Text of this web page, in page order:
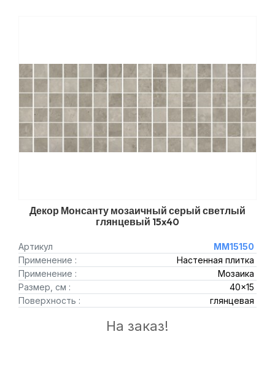
Декор Монсанту мозаичный серый светлый
глянцевый 15x40
Артикул
MM15150
Применение :
Настенная плитка
Применение :
Мозаика
Размер, см :
40x15
Поверхность :
глянцевая
На заказ!